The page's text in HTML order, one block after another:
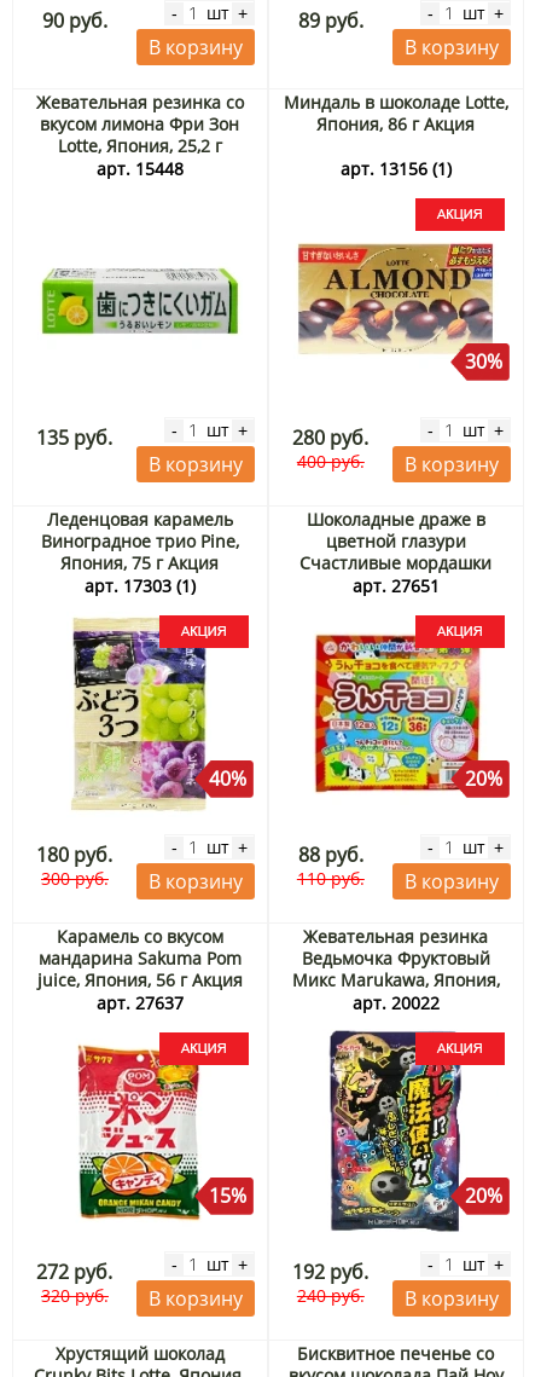
90 руб. - шт +
В корзину
89 руб. - шт +
В корзину
Жевательная резинка со
вкусом лимона Фри Зон
Lotte, Япония, 25,2 г
арт. 15448
135 руб. - шт +
В корзину
Миндаль в шоколаде Lotte,
Япония, 86 г Акция
арт. 13156 (1)
30%
280 руб.
400 руб.
- шт +
В корзину
Леденцовая карамель
Виноградное трио Pine,
Япония, 75 г Акция
арт. 17303 (1)
40%
180 руб.
300 руб.
- шт +
В корзину
Шоколадные драже в
цветной глазури
Счастливые мордашки
Chirin (Япония), 4 г (1 шт
арт. 27651
20%
88 руб.
110 руб.
- шт +
В корзину
Карамель со вкусом
мандарина Sakuma Pom
juice, Япония, 56 г Акция
арт. 27637
15%
272 руб.
320 руб.
- шт +
В корзину
Жевательная резинка
Ведьмочка Фруктовый
Микс Marukawa, Япония,
47 г Акция
арт. 20022
20%
192 руб.
240 руб.
- шт +
В корзину
Хрустящий шоколад
Бисквитное печенье со